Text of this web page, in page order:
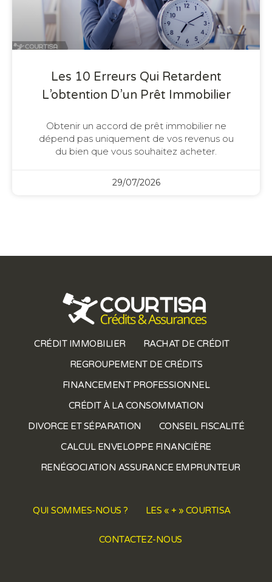
Les 10 Erreurs Qui Retardent
L’obtention D’un Prêt Immobilier
Obtenir un accord de prêt immobilier ne
dépend pas uniquement de vos revenus ou
du bien que vous souhaitez acheter.
29/07/2026
CRÉDIT IMMOBILIER
RACHAT DE CRÉDIT
REGROUPEMENT DE CRÉDITS
FINANCEMENT PROFESSIONNEL
CRÉDIT À LA CONSOMMATION
DIVORCE ET SÉPARATION
CONSEIL FISCALITÉ
CALCUL ENVELOPPE FINANCIÈRE
RENÉGOCIATION ASSURANCE EMPRUNTEUR
QUI SOMMES-NOUS ? LES « + » COURTISA
CONTACTEZ-NOUS